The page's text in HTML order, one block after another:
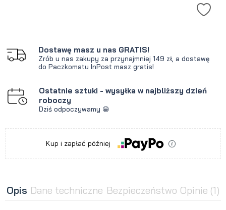
Dostawę masz u nas GRATIS!
Zrób u nas zakupy za przynajmniej 149 zł, a dostawę
do Paczkomatu InPost masz gratis!
Ostatnie sztuki - wysyłka w najbliższy dzień
roboczy
Dziś odpoczywamy 😁
Kup i zapłać później
Opis Dane techniczne Bezpieczeństwo Opinie (1)